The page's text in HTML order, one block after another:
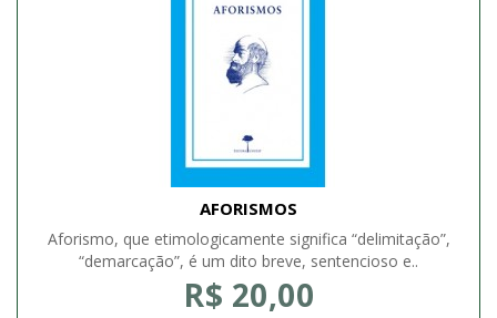
AFORISMOS
Aforismo, que etimologicamente significa “delimitação”,
“demarcação”, é um dito breve, sentencioso e..
R$ 20,00